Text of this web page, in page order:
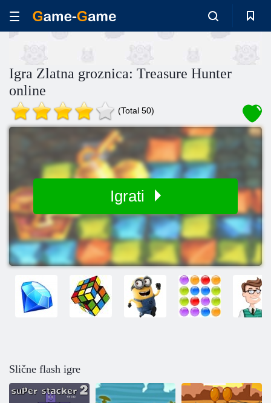
Igra Zlatna groznica: Treasure Hunter
online
(Total 50)
Igrati
Slične flash igre